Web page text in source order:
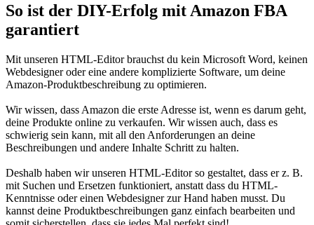
So ist der DIY-Erfolg mit Amazon FBA
garantiert
Mit unseren HTML-Editor brauchst du kein Microsoft Word, keinen
Webdesigner oder eine andere komplizierte Software, um deine
Amazon-Produktbeschreibung zu optimieren.
Wir wissen, dass Amazon die erste Adresse ist, wenn es darum geht,
deine Produkte online zu verkaufen. Wir wissen auch, dass es
schwierig sein kann, mit all den Anforderungen an deine
Beschreibungen und andere Inhalte Schritt zu halten.
Deshalb haben wir unseren HTML-Editor so gestaltet, dass er z. B.
mit Suchen und Ersetzen funktioniert, anstatt dass du HTML-
Kenntnisse oder einen Webdesigner zur Hand haben musst. Du
kannst deine Produktbeschreibungen ganz einfach bearbeiten und